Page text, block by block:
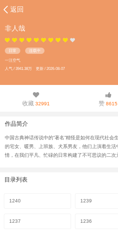
返回
非人哉
日常 连载中
一汪空气
人气 / 3941.38万 更新 / 2026-08-07
收藏 32991 赞 8615
作品简介
中国古典神话传说中的“著名”精怪是如何在现代社会
的宅女、暖男、上班族、犬系男友，他们上演着生
情，在我们平凡、忙碌的日常构建了不可思议的二次
目录列表
1240 1239
1237 1236